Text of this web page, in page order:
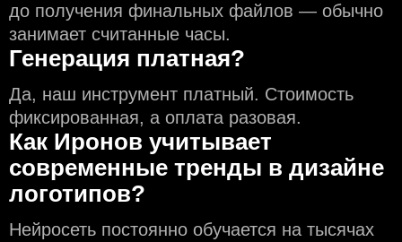
до получения финальных файлов — обычно
занимает считанные часы.
Генерация платная?
Да, наш инструмент платный. Стоимость
фиксированная, а оплата разовая.
Как Иронов учитывает
современные тренды в дизайне
логотипов?
Нейросеть постоянно обучается на тысячах